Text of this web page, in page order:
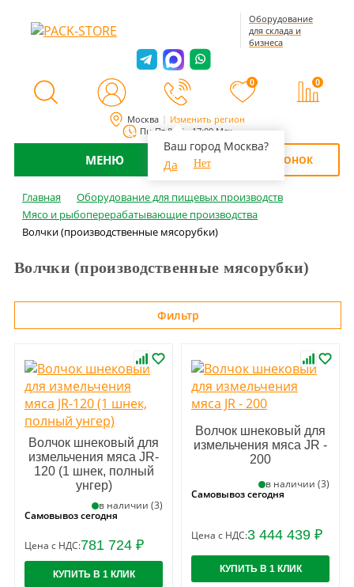
Москва Изменить регион
Ваш город Москва?
Да
Нет
Пн-Пт 8:00 - 17:00 Мск
Оборудование
для склада и
бизнеса
0 0
МЕНЮ ОБРАТНЫЙ ЗВОНОК
Главная
Оборудование для пищевых производств
Мясо и рыбоперерабатывающие производства
Волчки (производственные мясорубки)
Волчки (производственные мясорубки)
Фильтр
Волчок шнековый для
измельчения мяса JR-
120 (1 шнек, полный
унгер)
в наличии (3)
Самовывоз сегодня
Цена с НДС:781 724 ₽
КУПИТЬ В 1 КЛИК
Волчок шнековый для
измельчения мяса JR -
200
в наличии (3)
Самовывоз сегодня
Цена с НДС:3 444 439 ₽
КУПИТЬ В 1 КЛИК